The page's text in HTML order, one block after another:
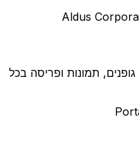
תמונות ופריסה בכל